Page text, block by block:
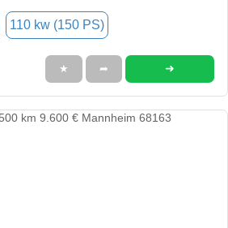
110 kw (150 PS)
★ ➦ ➜